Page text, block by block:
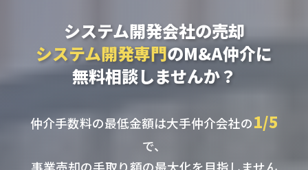
システム開発会社の売却
システム開発専門のM&A仲介に
無料相談しませんか？
仲介手数料の最低金額は大手仲介会社の1/5
で、